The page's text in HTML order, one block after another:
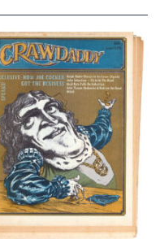
Crawdaddy – June/11/72